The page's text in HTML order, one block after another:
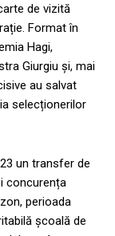
de vizită
Format în
Hagi,
Giurgiu și, mai
au salvat
selecționerilor
un transfer de
concurența
perioada
școală de